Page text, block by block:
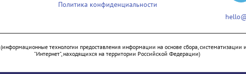
Политика конфиденциальности
(информационные технологии предоставления информации на основе сбора, систематизации
"Интернет", находящихся на территории Российской Федерации)